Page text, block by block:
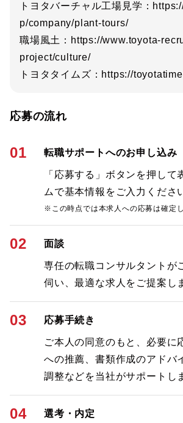
トヨタバーチャル工場見学：
p/company/plant-tours/
職場風土：https://www.toyota-
project/culture/
トヨタタイムズ：https://
応募の流れ
01 転職サポートへのお申し込み
「応募する」ボタンを押して
ムで基本情報をご入力くださ
※この時点では本求人への応募は確定し
02 面談
専任の転職コンサルタントが
伺い、最適な求人をご提案し
03 応募手続き
ご本人の同意のもと、必要に
への推薦、書類作成のアドバ
調整などを当社がサポートし
04 選考・内定